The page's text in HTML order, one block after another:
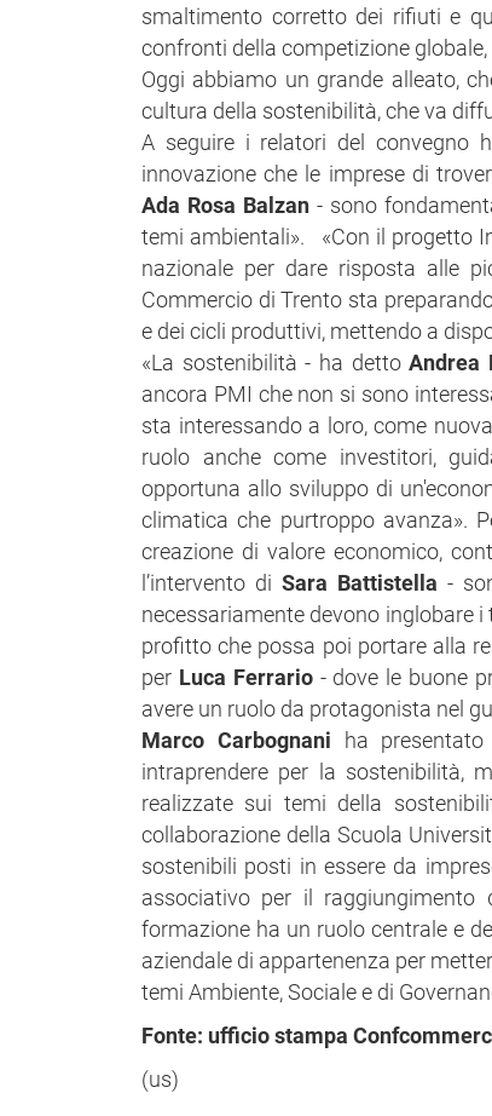
smaltimento corretto dei rifiuti e
confronti della competizione
Oggi abbiamo un grande alleato,
cultura della sostenibilità, che va
A seguire i relatori del convegno
innovazione che le imprese di
Ada Rosa Balzan- sono
temi ambientali». «Con il progetto
nazionale per dare risposta alle
Commercio di Trento sta
e dei cicli produttivi, mettendo a
«La sostenibilità - ha dettoAndrea
ancora PMI che non si sono
sta interessando a loro, come
ruolo anche come investitori,
opportuna allo sviluppo di
climatica che purtroppo avanza».
creazione di valore economico,
l’intervento di Sara Battistella -
necessariamente devono inglobare
profitto che possa poi portare alla
per Luca Ferrario - dove le buone
avere un ruolo da protagonista nel
Marco Carbognani ha
intraprendere per la sostenibilità,
realizzate sui temi della
collaborazione della Scuola
sostenibili posti in essere da
associativo per il raggiungimento
formazione ha un ruolo centrale e
aziendale di appartenenza per
temi Ambiente, Sociale e di
Fonte: ufficio stampa
(us)